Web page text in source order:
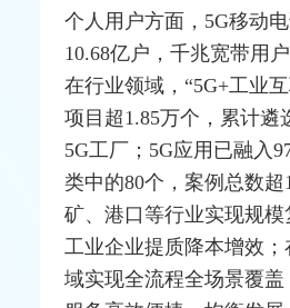
个人用户方面，5G移动
10.68亿户，千兆宽带用
在行业领域，“5G+工业
项目超1.85万个，累计遴
5G工厂；5G应用已融入
类中的80个，案例总数
矿、港口等行业实现规模
工业企业提质降本增效
域实现全流程全场景覆